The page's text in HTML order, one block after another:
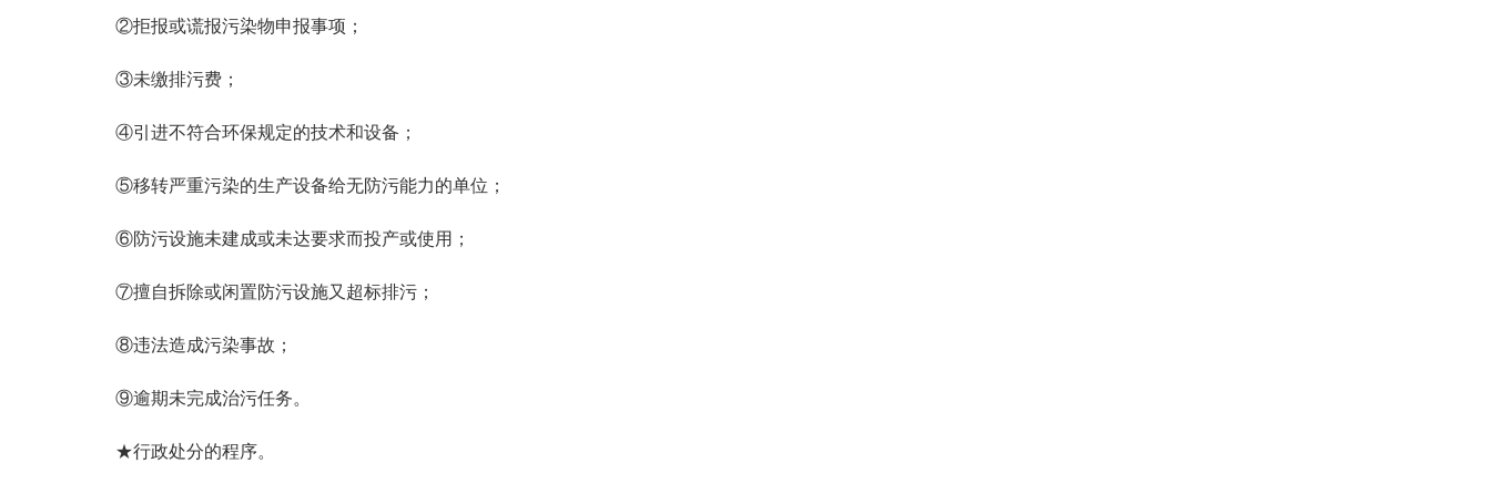
②拒报或谎报污染物申报事项；
③未缴排污费；
④引进不符合环保规定的技术和设备；
⑤移转严重污染的生产设备给无防污能力的单位；
⑥防污设施未建成或未达要求而投产或使用；
⑦擅自拆除或闲置防污设施又超标排污；
⑧违法造成污染事故；
⑨逾期未完成治污任务。
★行政处分的程序。